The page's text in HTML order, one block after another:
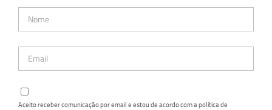
Aceito receber comunicação por email e estou de acordo com a política de